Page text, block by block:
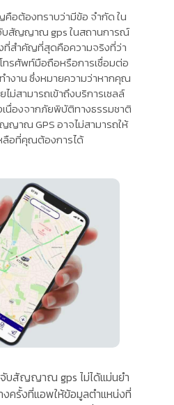
อต้องทราบว่ามีข้อ จำกัด ใน
บสัญญาณ gps ในสถานการณ์
ที่สำคัญที่สุดคือความจริงที่ว่า
ศัพท์มือถือหรือการเชื่อมต่อ
ำงาน ซึ่งหมายความว่าหากคุณ
ม่สามารถเข้าถึงบริการเซลล์
นื่องจากภัยพิบัติทางธรรมชาติ
ญาณ GPS อาจไม่สามารถให้
ลือที่คุณต้องการได้
บสัญญาณ gps ไม่ได้แม่นยำ
งครั้งที่แอพให้ข้อมูลตำแหน่งที่